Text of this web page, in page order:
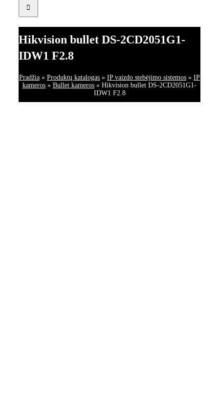
Hikvision bullet DS-2CD2051G1-
IDW1 F2.8
Pradžia » Produktų katalogas » IP vaizdo stebėjimo sistemos » IP
kameros » Bullet kameros » Hikvision bullet DS-2CD2051G1-
IDW1 F2.8